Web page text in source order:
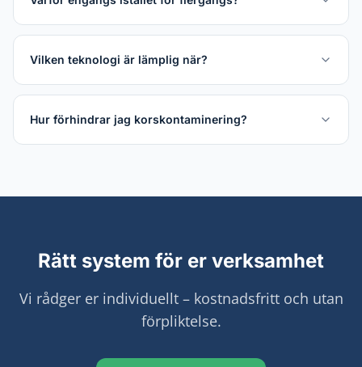
Vilken teknologi är lämplig när?
Hur förhindrar jag korskontaminering?
Rätt system för er verksamhet
Vi rådger er individuellt – kostnadsfritt och utan
förpliktelse.